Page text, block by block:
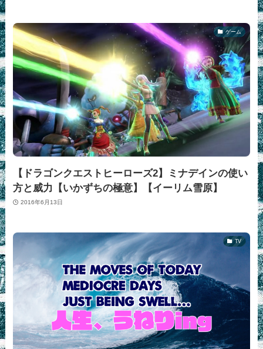
ゲーム
【ドラゴンクエストヒーローズ2】ミナデインの使い
方と威力【いかずちの極意】【イーリム雪原】
2016年6月13日
TV